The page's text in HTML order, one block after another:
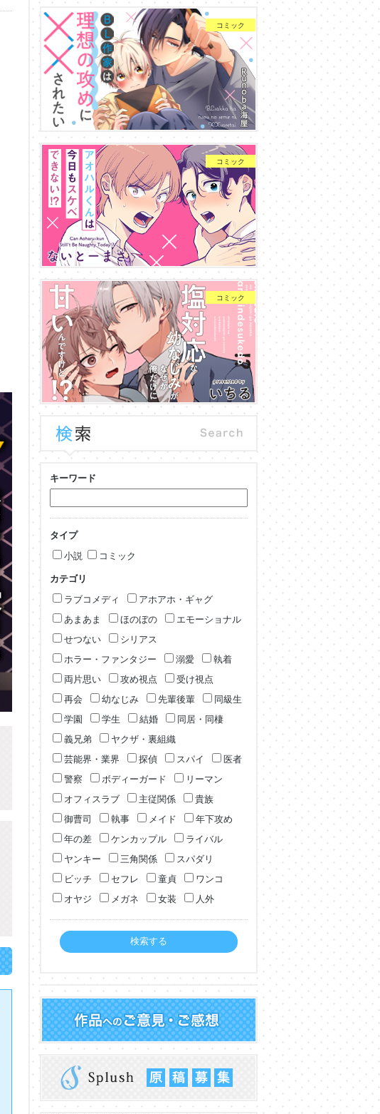
コミック
コミック
コミック
キーワード
タイプ
小説
コミック
カテゴリ
ラブコメディ
アホアホ・ギャグ
あまあま
ほのぼの
エモーショナル
せつない
シリアス
ホラー・ファンタジー
溺愛
執着
両片思い
攻め視点
受け視点
再会
幼なじみ 先輩後輩
同級生
学園
学生 結婚
同居・同棲
義兄弟
ヤクザ・裏組織
芸能界・業界
探偵 スパイ
医者
警察
ボディーガード
リーマン
オフィスラブ
主従関係
貴族
御曹司
執事 メイド
年下攻め
年の差
ケンカップル
ライバル
ヤンキー
三角関係
スパダリ
ビッチ
セフレ 童貞
ワンコ
オヤジ
メガネ 女装 人外
検索する